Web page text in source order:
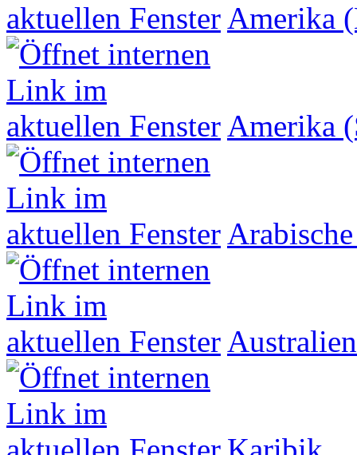
Amerika
Amerika
Australien